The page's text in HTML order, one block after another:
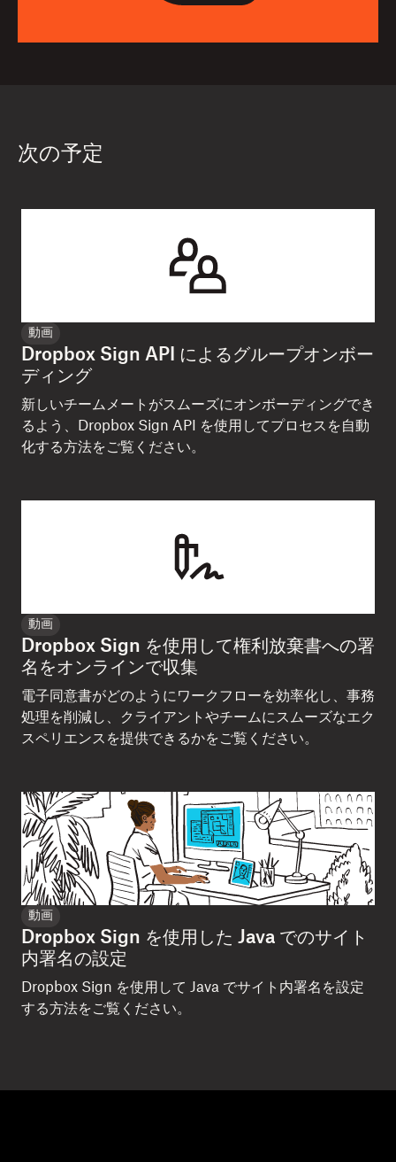
次の予定
動画
Dropbox Sign API によるグループオンボー
ディング
新しいチームメートがスムーズにオンボーディングでき
るよう、Dropbox Sign API を使用してプロセスを自動
化する方法をご覧ください。
動画
Dropbox Sign を使用して権利放棄書への署
名をオンラインで収集
電子同意書がどのようにワークフローを効率化し、事務
処理を削減し、クライアントやチームにスムーズなエク
スペリエンスを提供できるかをご覧ください。
動画
Dropbox Sign を使用した Java でのサイト
内署名の設定
Dropbox Sign を使用して Java でサイト内署名を設定
する方法をご覧ください。